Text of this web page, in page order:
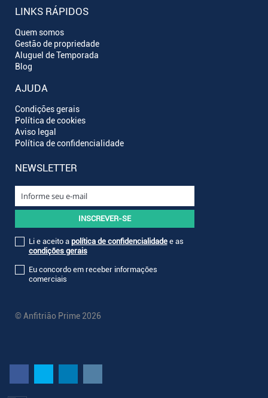
LINKS RÁPIDOS
Quem somos
Gestão de propriedade
Aluguel de Temporada
Blog
AJUDA
Condições gerais
Política de cookies
Aviso legal
Política de confidencialidade
NEWSLETTER
Li e aceito a política de confidencialidadee as
condições gerais
Eu concordo em receber informações
comerciais
© Anfitrião Prime 2026